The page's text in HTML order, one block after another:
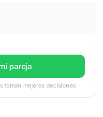
pareja
toman mejores decisiones